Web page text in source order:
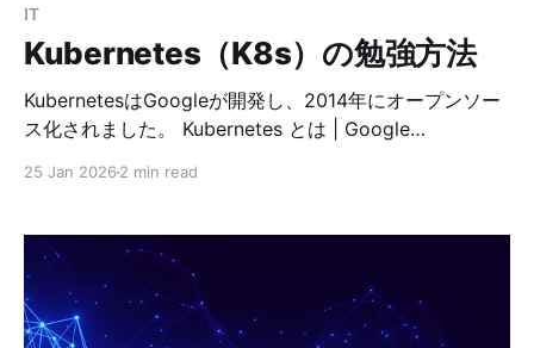
IT
Kubernetes（K8s）の勉強方法
KubernetesはGoogleが開発し、2014年にオープンソー
ス化されました。 Kubernetes とは | Google
を簡素化する仕組みをご覧ください。Google Cloud
Kubernetesを勉強しようとすると、最初のハードルが意
外と高いですよね。 そんな中、Google には
Kubernetes を学習するための教育コンテンツとハンズ
25 Jan 2026 2 min read